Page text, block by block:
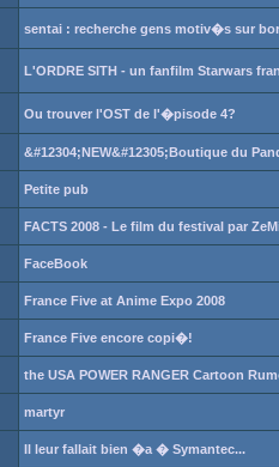
sentai : recherche gens motiv�s sur
L'ORDRE SITH - un fanfilm Starwars
Ou trouver l'OST de l'�pisode 4?
&#12304;NEW&#12305;Boutique du
Petite pub
FACTS 2008 - Le film du festival par
FaceBook
France Five at Anime Expo 2008
France Five encore copi�!
the USA POWER RANGER Cartoon
martyr
Il leur fallait bien �a � Symantec...